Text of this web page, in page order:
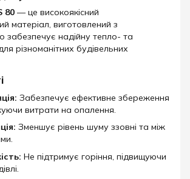
80 — це високоякісний
матеріал, виготовлений з
забезпечує надійну тепло- та
різноманітних будівельних
Забезпечує ефективне збереження
витрати на опалення.
Зменшує рівень шуму ззовні та між
Не підтримує горіння, підвищуючи